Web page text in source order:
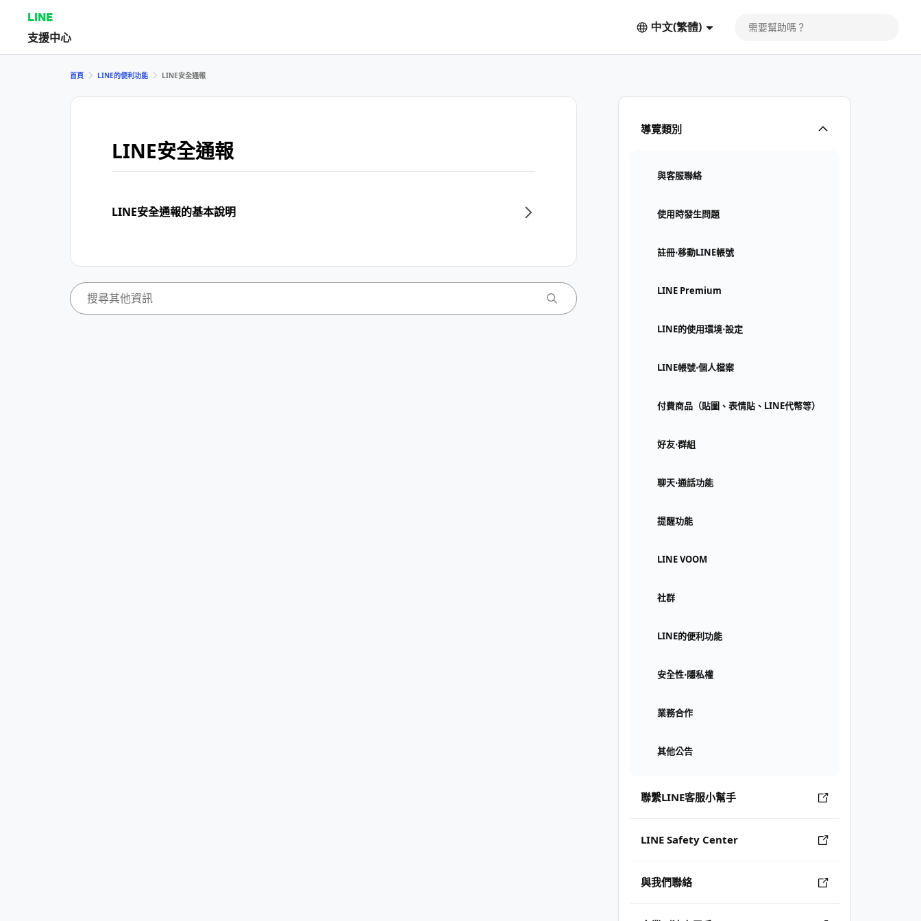
LINE
支援中心
中文(繁體)
導覽類別
與客服聯絡
使用時發生問題
註冊⋅移動LINE帳號
LINE Premium
LINE的使用環境⋅設定
LINE帳號⋅個人檔案
付費商品（貼圖、表情貼、LINE代幣等）
好友⋅群組
聊天⋅通話功能
提醒功能
LINE VOOM
社群
LINE的便利功能
安全性⋅隱私權
業務合作
其他公告
聯繫LINE客服小幫手
LINE Safety Center
與我們聯絡
首頁 LINE的便利功能 LINE安全通報
LINE安全通報
LINE安全通報的基本說明